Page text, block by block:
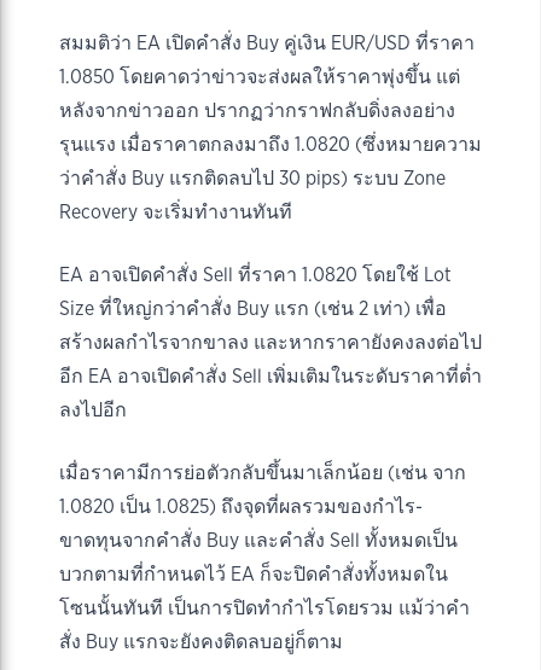
สมมติว่า EA เปิดคำสั่ง Buy คู่เงิน EUR/USD ที่ราคา
1.0850 โดยคาดว่าข่าวจะส่งผลให้ราคาพุ่งขึ้น แต่
หลังจากข่าวออก ปรากฏว่ากราฟกลับดิ่งลงอย่าง
รุนแรง เมื่อราคาตกลงมาถึง 1.0820 (ซึ่งหมายความ
ว่าคำสั่ง Buy แรกติดลบไป 30 pips) ระบบ Zone
Recovery จะเริ่มทำงานทันที
EA อาจเปิดคำสั่ง Sell ที่ราคา 1.0820 โดยใช้ Lot
Size ที่ใหญ่กว่าคำสั่ง Buy แรก (เช่น 2 เท่า) เพื่อ
สร้างผลกำไรจากขาลง และหากราคายังคงลงต่อไป
อีก EA อาจเปิดคำสั่ง Sell เพิ่มเติมในระดับราคาที่ต่ำ
ลงไปอีก
เมื่อราคามีการย่อตัวกลับขึ้นมาเล็กน้อย (เช่น จาก
1.0820 เป็น 1.0825) ถึงจุดที่ผลรวมของกำไร-
ขาดทุนจากคำสั่ง Buy และคำสั่ง Sell ทั้งหมดเป็น
บวกตามที่กำหนดไว้ EA ก็จะปิดคำสั่งทั้งหมดใน
โซนนั้นทันที เป็นการปิดทำกำไรโดยรวม แม้ว่าคำ
สั่ง Buy แรกจะยังคงติดลบอยู่ก็ตาม